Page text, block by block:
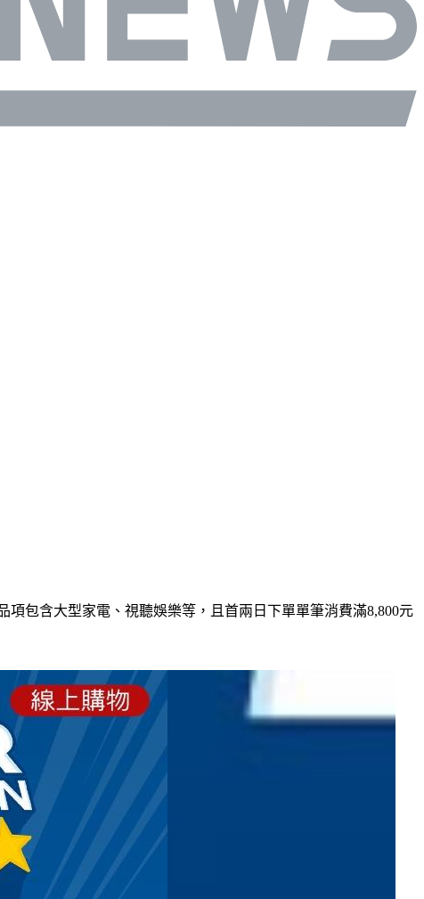
包含大型家電、視聽娛樂等，且首兩日下單單筆消費滿8,800元